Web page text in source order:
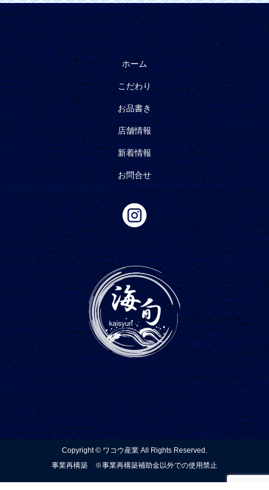
ホーム
こだわり
お品書き
店舗情報
新着情報
お問合せ
Copyright © ワコウ産業 All Rights Reserved.
事業再構築 ※事業再構築補助金以外での使用禁止